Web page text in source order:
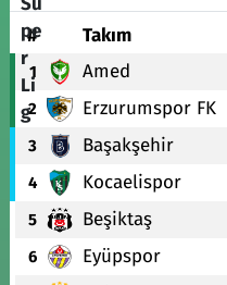
# Takım
1 Amed
2 Erzurumspor FK
3 Başakşehir
4 Kocaelispor
5 Beşiktaş
6 Eyüpspor